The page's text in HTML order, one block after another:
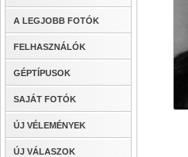
A LEGJOBB FOTÓK
FELHASZNÁLÓK
GÉPTÍPUSOK
SAJÁT FOTÓK
ÚJ VÉLEMÉNYEK
ÚJ VÁLASZOK